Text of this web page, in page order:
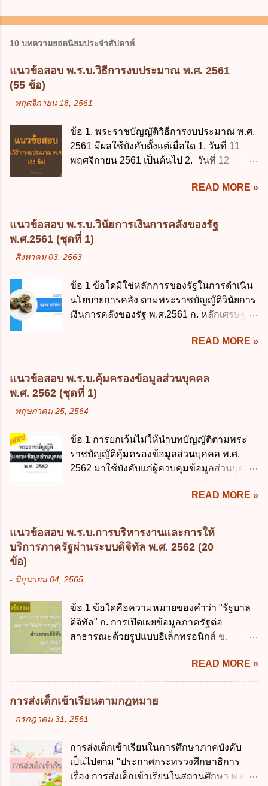
10 บทความยอดนิยมประจำสัปดาห์
แนวข้อสอบ พ.ร.บ.วิธีการงบประมาณ พ.ศ. 2561
(55 ข้อ)
- พฤศจิกายน 18, 2561
ข้อ 1. พระราชบัญญัติวิธีการงบประมาณ พ.ศ.
2561 มีผลใช้บังคับตั้งแต่เมื่อใด 1. วันที่ 11
พฤศจิกายน 2561 เป็นต้นไป 2. วันที่ 12
พฤศจิกายน 2561 เป็นต้นไป 4. วันที่ 14
พฤศจิกายน 2561 เป็นต้นไป ข้อ 2. พระราช
บัญญัติวิธีการงบประมาณ พ.ศ. 2561 ไม่ได้
ยกเลิกกฎหมายฉบับใด 1. พระราชบัญญัติวิธี
การงบประมาณ พ.ศ. 2502 2. พระราชบัญญัติ
วิธีการงบประมาณ (ฉบับที่ 3) พ.ศ. 2511 3.
พ.ศ. 2544 4. ประกาศของคณะปฏิวัติ ฉบับที่
203 ลงวันที่ 31 สิงหาคม 2515 ข้อ 3. ข้อใดไม่
ถูกต้อง 1. นายกรัฐมนตรีมีอำนาจออกกฎเพื่อ
ประมาณ พ.ศ. 2561 2. นายกรัฐมนตรีเป็นผู้
รักษาการตามพระราช บัญญัติวิธีการงบ
ประมาณ พ.ศ. 2561 3. รัฐมนตรีว่าการ
กระทรวงการคลัง เป็นผู้รักษาการตามพระ
ควบคุมการใช้จ่ายงบประมาณให้เป็นไปอย่าง
โปร่งใสและตรวจสอบได้ ข้อ 4. พระราช
บัญญัติวิธีการงบประมาณ พ.ศ. 2561 บัญญัติ
READ MORE »
แนวข้อสอบ พ.ร.บ.วินัยการเงินการคลังของรัฐ
พ.ศ.2561 (ชุดที่ 1)
- สิงหาคม 03, 2563
ข้อ 1 ข้อใดมิใช่หลักการของรัฐในการดำเนิน
นโยบายการคลัง ตามพระราชบัญญัติวินัยการ
เงินการคลังของรัฐ พ.ศ.2561 ก. หลักเศรษฐกิจ
เศรษฐกิจ ค. หลักการพัฒนาทางเศรษฐกิจ
อย่างยั่งยืน ง. หลักความเป็นธรรมในสังคม ข้อ
2 สัดส่วนหนี้สาธารณะต่อผลิตภัณฑ์มวลรวม
ในประเทศเพื่อใช้เป็นกรอบในการบริหารหนี้
สาธารณะเป็นไปตามข้อใด ก. ไม่เกินร้อยละ 5
ข. ไม่เกินร้อยละ 10 ค. ไม่เกินร้อยละ 35 ง. ไม่
เงินการคลังของรัฐกำหนดหลักการห้ามเสนอ
กฎหมายที่ให้จัดเก็บภาษีอากรหรือค่า
ธรรมเนียมเพิ่มขึ้นจากที่กำหนดไว้ในกฎหมาย
การหนึ่งการใดเป็นการเฉพาะเจาะจง ยกเว้น
ข้อใด ก. เป็นไปตามความต้องการของชุมชน
ข. เพื่อป็นรายได้ขององค์กรปกครองส่วนท้อง
ถิ่น ค. มีเหตุจำเป็นหรือเหตุฉุกเฉินที่มิอาจหลีก
ประกอบการพิจารณาในเรื่องต่อไปนี้ ยกเว้น
ข้อใด ก. การจัดเก็บหรือหารายได้ ข. การ
จัดสรรงบประมาณรายจ่าย ค. การจัดทำงบ
ประมาณ ง. การก่...
READ MORE »
แนวข้อสอบ พ.ร.บ.คุ้มครองข้อมูลส่วนบุคคล
พ.ศ. 2562 (ชุดที่ 1)
- พฤษภาคม 25, 2564
ข้อ 1 การยกเว้นไม่ให้นำบทบัญญัติตามพระ
ราชบัญญัติคุ้มครองข้อมูลส่วนบุคคล พ.ศ.
2562 มาใช้บังคับแก่ผู้ควบคุมข้อมูลส่วนบุคคล
ข. พระราชกำหนด ค. พระราชกฤษฎีกา ง. กฎ
กระทรวง ข้อ 2 กฎหมายตามข้อ 1 กำหนด
หน่วยงานและกิจการใดที่ผู้ควบคุมข้อมูลส่วน
บุคคลไม่อยู่ในบังคับพระราชบัญญัติคุ้มครอง
ข้อมูลส่วนบุคคล พ.ศ. 2562 ก. หน่วยงานของ
ด้านความบันเทิงและนันทนาการ ง. ถูกทุกข้อ
ข้อมูลส่วนบุคคล พ.ศ. 2562 ใช้บังคับตั้งแต่วัน
ใด ก. 26 พฤษภาคม 2562 ข. 27 พฤษภาคม
2562 ค. 28 พฤษภาคม 2562 ง. 29
ซึ่งมีอำนาจหน้าที่ตัดสินใจเกี่ยวกับการเก็บ
รวบรวม ใช้ หรือเปิดเผยข้อมูลส่วนบุคคล" คือ
ความหมายตามข้อใด ก. ผู้ควบคุมข้อมูลส่วน
มีอำนาจแต่งตั้งพนักงานเจ้าหน้าที่ตามพระ
ราชบัญญัติคุ้มครองข้อมูลส่วนบุคคล พ.ศ.
2562 ก. นายกรัฐมนตรี ข. รัฐมนตรีว่าการ
READ MORE »
แนวข้อสอบ พ.ร.บ.การบริหารงานและการให้
บริการภาครัฐผ่านระบบดิจิทัล พ.ศ. 2562 (20
ข้อ)
- มิถุนายน 04, 2565
ข้อ 1 ข้อใดคือความหมายของคำว่า "รัฐบาล
ดิจิทัล" ก. การเปิดเผยข้อมูลภาครัฐต่อ
สาธารณะด้วยรูปแบบอิเล็กทรอนิกส์ ข.
การบริหารงาน การให้บริการ การบูรณาการ
ข้อมูลภาครัฐ ค. วิธีการนำสัญลักษณ์ศูนย์และ
หนึ่ง เพื่อใช้สร้างระบบต่าง ๆ ง. สำนักงาน
พัฒนารัฐบาลดิจิทัล (องค์การมหาชน) ข้อ 2
การบริหารงานภาครัฐและการจัดทำบริการ
ดังต่อไปนี้ ยกเว้น ข้อใด ก. ให้มีการใช้ระบบ
ดิจิทัลอย่างคุ้มค่าและเต็มศักยภาพ ข. พัฒนา
โครงสร้างพื้นฐานด้านดิจิทัลที่จำเป็นให้เป็นไป
READ MORE »
การส่งเด็กเข้าเรียนตามกฎหมาย
- กรกฎาคม 31, 2561
การส่งเด็กเข้าเรียนในการศึกษาภาคบังคับ
เป็นไปตาม "ประกาศกระทรวงศึกษาธิการ
เรื่อง การส่งเด็กเข้าเรียนในสถานศึกษา พ.ศ.